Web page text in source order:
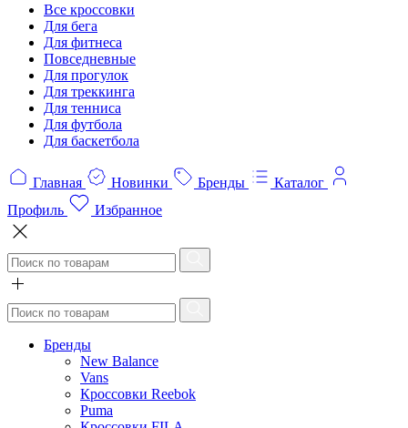
Все кроссовки
Для бега
Для фитнеса
Повседневные
Для прогулок
Для треккинга
Для тенниса
Для футбола
Для баскетбола
Главная Новинки Бренды
Каталог
Профиль
Избранное
Бренды
New Balance
Vans
Кроссовки Reebok
Puma